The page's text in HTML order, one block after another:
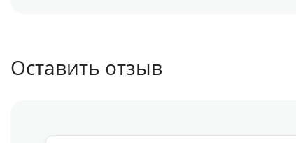
Оставить отзыв